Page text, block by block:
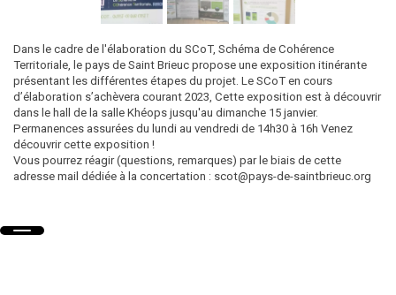
Dans le cadre de l'élaboration du SCoT, Schéma de Cohérence
Territoriale, le pays de Saint Brieuc propose une exposition itinérante
présentant les différentes étapes du projet. Le SCoT en cours
d’élaboration s’achèvera courant 2023, Cette exposition est à découvrir
dans le hall de la salle Khéops jusqu'au dimanche 15 janvier.
Permanences assurées du lundi au vendredi de 14h30 à 16h Venez
découvrir cette exposition !
Vous pourrez réagir (questions, remarques) par le biais de cette
adresse mail dédiée à la concertation : scot@pays-de-saintbrieuc.org